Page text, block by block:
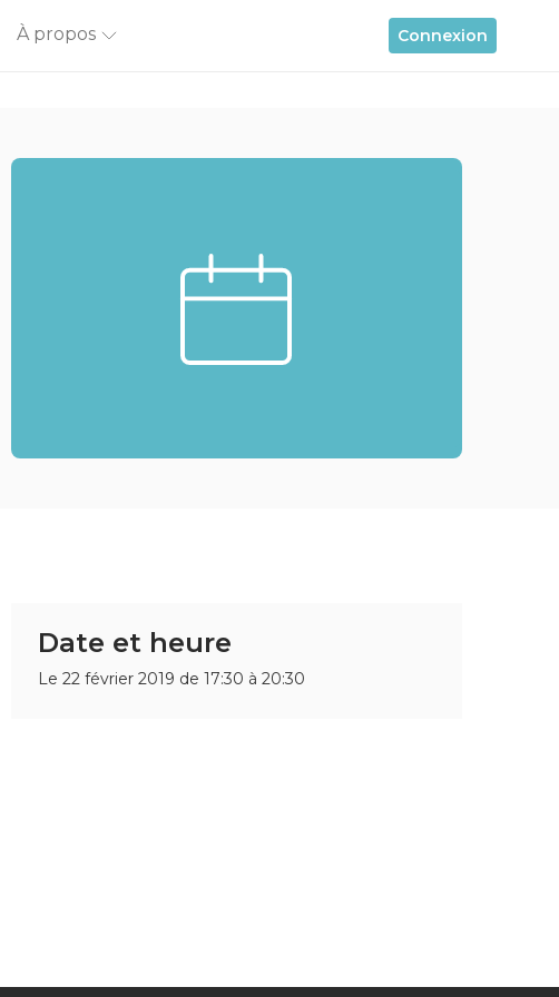
À propos Connexion
Date et heure
Le 22 février 2019 de 17:30 à 20:30